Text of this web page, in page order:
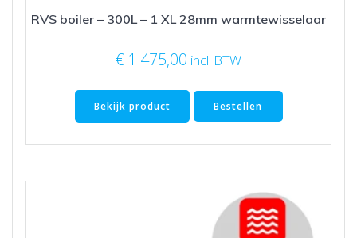
RVS boiler – 300L – 1 XL 28mm warmtewisselaar
€ 1.475,00 incl. BTW
Bekijk product Bestellen